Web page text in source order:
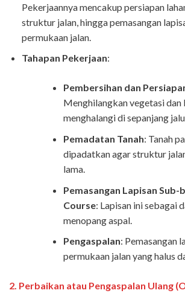
Pekerjaannya mencakup persiapan
struktur jalan, hingga pemasangan
permukaan jalan.
Tahapan Pekerjaan:
Pembersihan dan
Menghilangkan vegetasi dan
menghalangi di sepanjang
Pemadatan Tanah: Tanah
dipadatkan agar struktur
lama.
Pemasangan Lapisan Sub-
Course: Lapisan ini sebagai
menopang aspal.
Pengaspalan: Pemasangan
permukaan jalan yang halus
2. Perbaikan atau Pengaspalan Ulang